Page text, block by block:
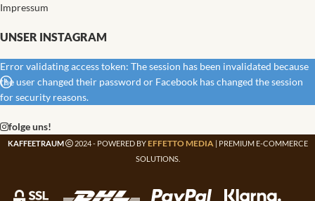
Impressum
UNSER INSTAGRAM
Error validating access token: The session has been invalidated because
the user changed their password or Facebook has changed the session
for security reasons.
folge uns!
KAFFEETRAUM 2024 - POWERED BY EFFETTO MEDIA | PREMIUM E-COMMERCE
SOLUTIONS.